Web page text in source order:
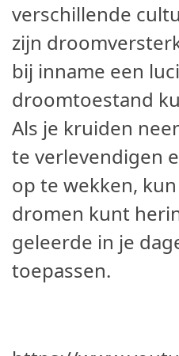
verschillende
zijn
bij inname een
droomtoestand
Als je kruiden
te verlevendigen
op te wekken,
dromen kunt
geleerde in je
toepassen.